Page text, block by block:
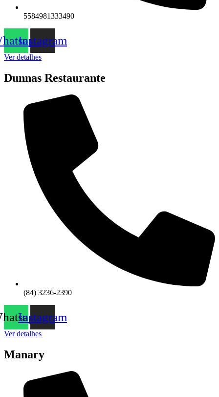
5584981333490
Instagram
Ver detalhes
Dunnas Restaurante
(84) 3236-2390
Instagram
Ver detalhes
Manary